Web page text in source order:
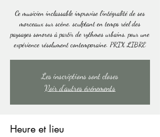
Ce musicien inclassable improvise l’intégralité de ses
morceaux sur scène, sculptant en temps réel des
paysages sonores à partir de rythmes urbains, pour une
expérience résolument contemporaine. PRIX LIBRE
Les inscriptions sont closes
Voir d'autres événements
Heure et lieu